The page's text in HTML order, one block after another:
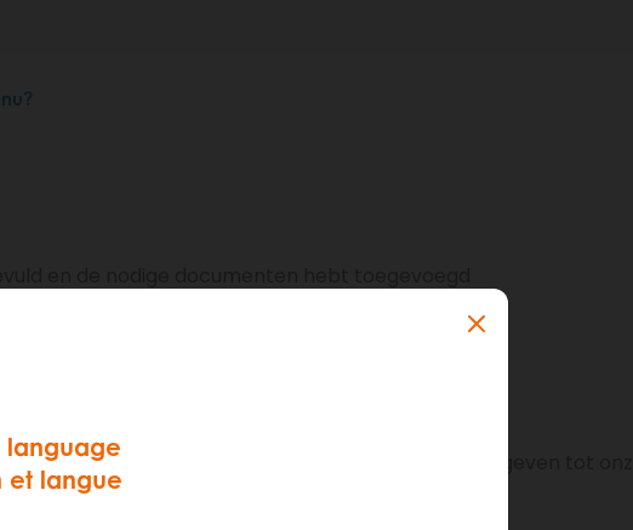
language
et langue
ontvangen
hebt afgerond
We doen ons best je zo snel mogelijk toegang te geven tot onze